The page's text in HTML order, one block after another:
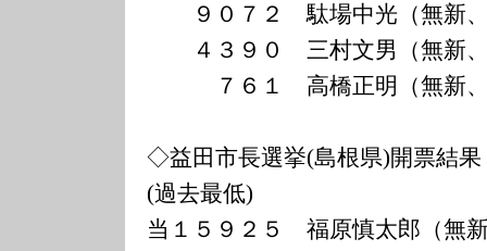
９０７２ 駄場中光（無新、
４３９０ 三村文男（無新、
７６１ 高橋正明（無新、
◇益田市長選挙(島根県)開票結
(過去最低)
当１５９２５ 福原慎太郎（無